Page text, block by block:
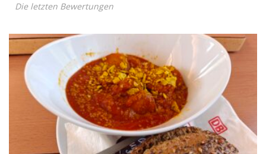
Die letzten Bewertungen